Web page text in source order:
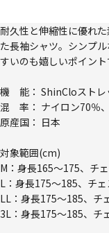
耐久性と伸縮性に優れ
た長袖シャツ。シンプ
すいのも嬉しいポイント
機 能： ShinCloストレ
混 率： ナイロン70％
原産国： 日本
対象範囲(cm)
M：身長165～175、チ
L：身長175～185、チ
LL：身長175～185、チ
3L：身長175～185、チ